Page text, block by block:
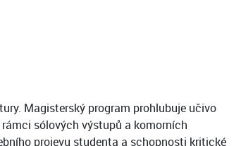
Magisterský program prohlubuje učivo
sólových výstupů a komorních
projevu studenta a schopnosti kritické